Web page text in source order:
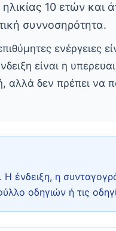
10 ετών και
συννοσηρότητα.
ενέργειες
είναι η
αλλά δεν πρέπει να
Η ένδειξη, η
οδηγιών ή τις